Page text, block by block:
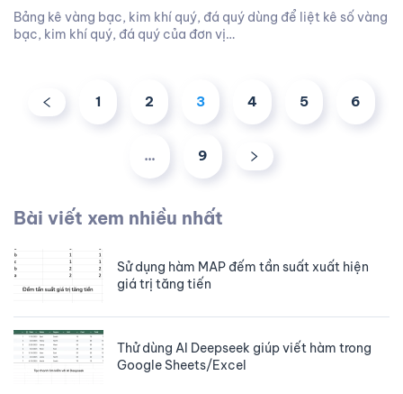
Bảng kê vàng bạc, kim khí quý, đá quý dùng để liệt kê số vàng
bạc, kim khí quý, đá quý của đơn vị…
1 2 3 4 5 6
… 9
Bài viết xem nhiều nhất
Sử dụng hàm MAP đếm tần suất xuất hiện
giá trị tăng tiến
Thử dùng AI Deepseek giúp viết hàm trong
Google Sheets/Excel